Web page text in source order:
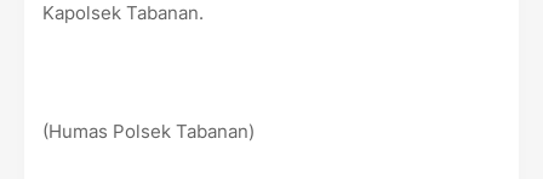
Kapolsek Tabanan.
(Humas Polsek Tabanan)